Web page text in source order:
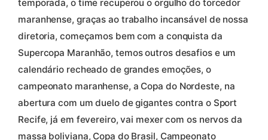
temporada, o time recuperou o orgulho do torcedor
maranhense, graças ao trabalho incansável de nossa
diretoria, começamos bem com a conquista da
Supercopa Maranhão, temos outros desafios e um
calendário recheado de grandes emoções, o
campeonato maranhense, a Copa do Nordeste, na
abertura com um duelo de gigantes contra o Sport
Recife, já em fevereiro, vai mexer com os nervos da
massa boliviana, Copa do Brasil, Campeonato